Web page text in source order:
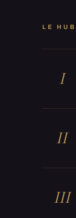
LE HUB
I
II
III